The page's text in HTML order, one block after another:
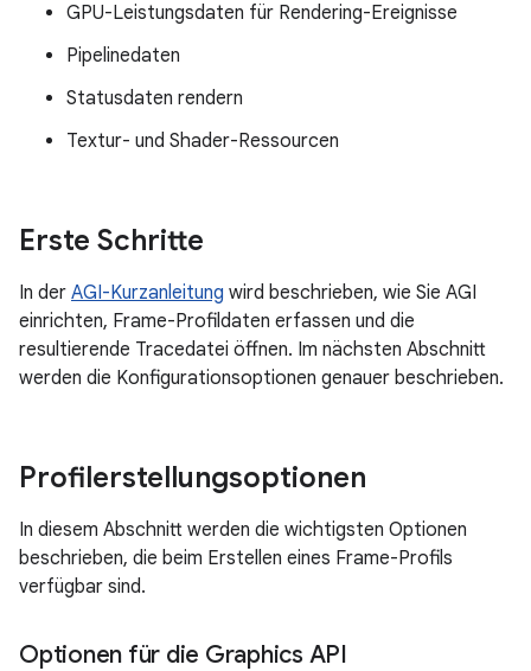
GPU-Leistungsdaten für Rendering-Ereignisse
Pipelinedaten
Statusdaten rendern
Textur- und Shader-Ressourcen
Erste Schritte
In der AGI-Kurzanleitung wird beschrieben, wie Sie AGI
einrichten, Frame-Profildaten erfassen und die
resultierende Tracedatei öffnen. Im nächsten Abschnitt
werden die Konfigurationsoptionen genauer beschrieben.
Profilerstellungsoptionen
In diesem Abschnitt werden die wichtigsten Optionen
beschrieben, die beim Erstellen eines Frame-Profils
verfügbar sind.
Optionen für die Graphics API